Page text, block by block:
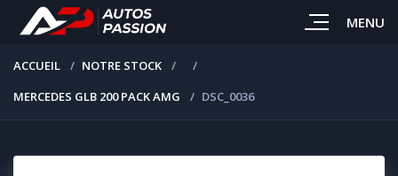
MENU
ACCUEIL
NOTRE STOCK
MERCEDES GLB 200 PACK AMG
DSC_0036